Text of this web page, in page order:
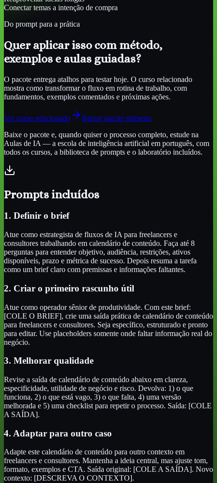
Conectar temas a intenção de compra
Do prompt para a prática
Quer aplicar isso com método,
exemplos e aulas guiadas?
O pacote entrega atalhos para testar hoje. O curso relacionado
mostra como transformar o fluxo em rotina de trabalho, com
fundamentos, exemplos comentados e próximas ações.
Ver curso relacionado
Baixar pacote primeiro
Baixe o pacote e, quando quiser o processo completo, estude na
Aulas de IA — a escola de inteligência artificial em português, com
todos os cursos, a biblioteca de prompts e o laboratório incluídos.
Prompts incluídos
1. Definir o brief
Atue como estrategista de fluxos de IA para freelancers e
consultores trabalhando em calendário de conteúdo. Faça até 8
perguntas para entender objetivo, audiência, restrições, ativos
disponíveis, prazo e métrica de sucesso. Depois resuma a tarefa
como um brief claro com premissas e informações faltantes.
2. Criar o primeiro rascunho útil
Atue como operador sênior de produtividade. Com este brief:
[COLE O BRIEF], crie uma saída prática de calendário de conteúdo
para freelancers e consultores. Seja específico, estruturado e pronto
para editar. Use placeholders somente onde faltar informação real do
negócio.
3. Melhorar qualidade
Revise a saída de calendário de conteúdo abaixo em clareza,
especificidade, utilidade de negócio e risco. Devolva: 1) o que
funciona, 2) o que está vago, 3) o que falta, 4) uma versão
melhorada e 5) uma checklist para repetir o processo. Saída: [COLE
A SAÍDA].
4. Adaptar para outro caso
Adapte este calendário de conteúdo para outro contexto em
freelancers e consultores. Mantenha a ideia central, mas ajuste tom,
formato, exemplos e CTA. Saída original: [COLE A SAÍDA]. Novo
contexto: [DESCREVA O CONTEXTO].